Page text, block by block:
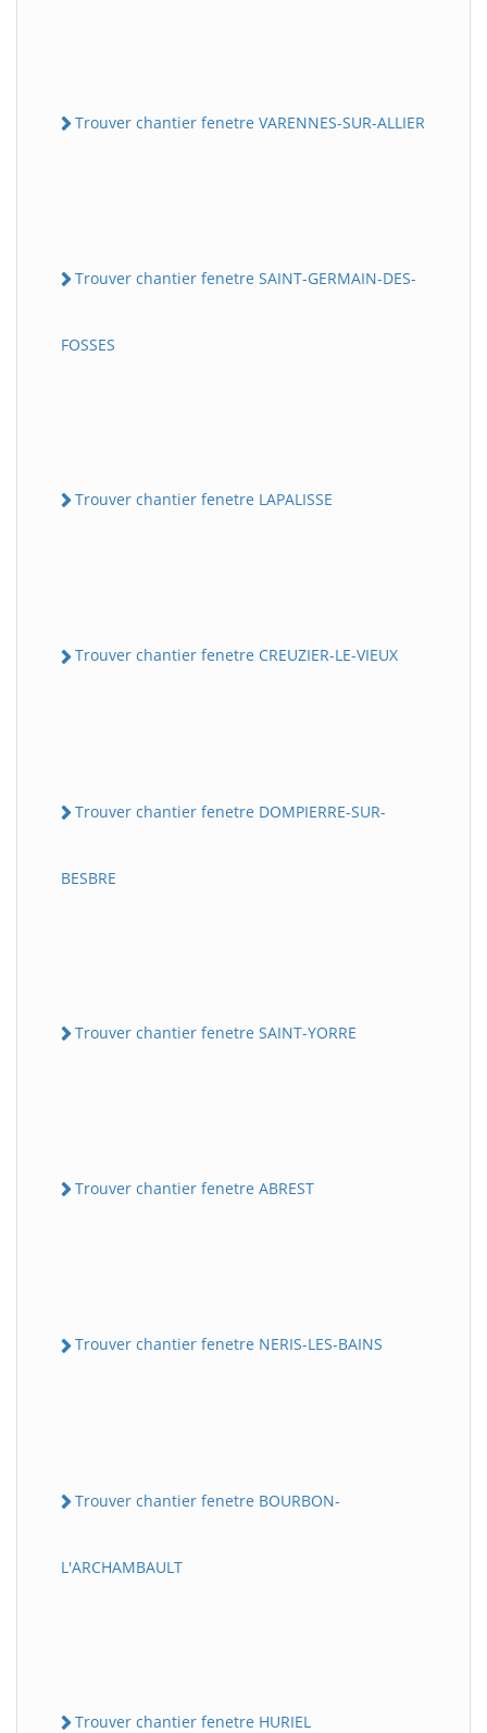
Trouver chantier fenetre VARENNES-SUR-ALLIER
Trouver chantier fenetre SAINT-GERMAIN-DES-
FOSSES
Trouver chantier fenetre LAPALISSE
Trouver chantier fenetre CREUZIER-LE-VIEUX
Trouver chantier fenetre DOMPIERRE-SUR-
BESBRE
Trouver chantier fenetre SAINT-YORRE
Trouver chantier fenetre ABREST
Trouver chantier fenetre NERIS-LES-BAINS
Trouver chantier fenetre BOURBON-
L'ARCHAMBAULT
Trouver chantier fenetre HURIEL